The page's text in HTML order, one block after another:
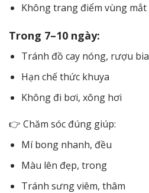
Không trang điểm vùng mắt
Trong 7–10 ngày:
Tránh đồ cay nóng, rượu bia
Hạn chế thức khuya
Không đi bơi, xông hơi
👉 Chăm sóc đúng giúp:
Mí bong nhanh, đều
Màu lên đẹp, trong
Tránh sưng viêm, thâm